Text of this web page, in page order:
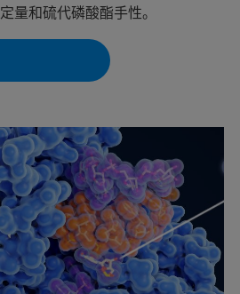
量和硫代磷酸酯手性。